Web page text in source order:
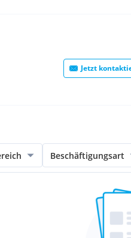
Jetzt
Beschäftigungsart